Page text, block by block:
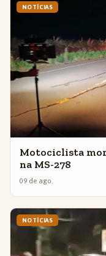
NOTÍCIAS
Motociclista
na MS-278
09 de ago.
NOTÍCIAS